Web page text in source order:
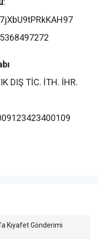
DIŞ TİC. İTH. İHR.
Kıyafet Gönderimi